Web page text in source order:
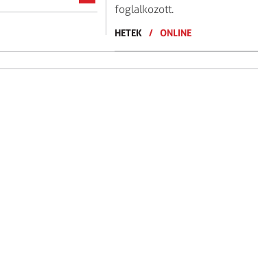
foglalkozott.
HETEK / ONLINE